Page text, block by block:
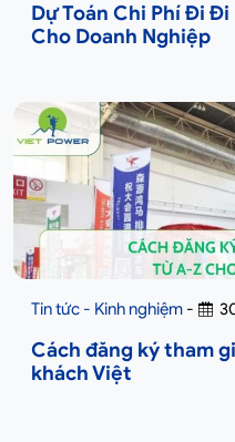
Dự Toán Chi Phí Đi Đi
Cho Doanh Nghiệp
Tin tức - Kinh nghiệm -
Cách đăng ký tham
khách Việt